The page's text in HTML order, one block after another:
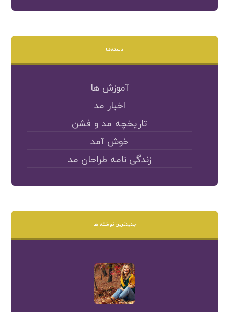
دسته‌ها
آموزش ها
اخبار مد
تاریخچه مد و فشن
خوش آمد
زندگی نامه طراحان مد
جدیدترین نوشته ها